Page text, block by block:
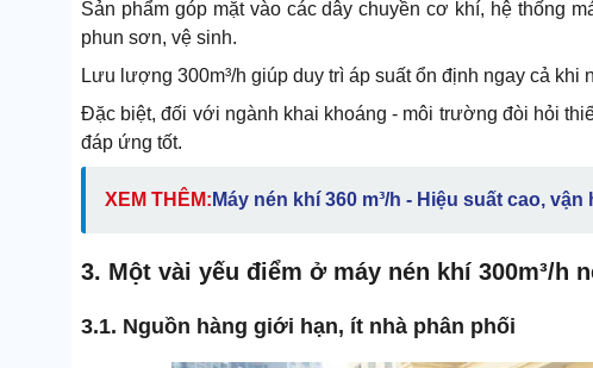
Sản phẩm góp mặt vào các dây chuyền cơ khí, hệ thống
phun sơn, vệ sinh.
Lưu lượng 300m³/h giúp duy trì áp suất ổn định ngay cả khi
Đặc biệt, đối với ngành khai khoáng - môi trường đòi hỏi
đáp ứng tốt.
XEM THÊM: Máy nén khí 360 m³/h - Hiệu suất cao,
3. Một vài yếu điểm ở máy nén khí 300m³/h
3.1. Nguồn hàng giới hạn, ít nhà phân phối